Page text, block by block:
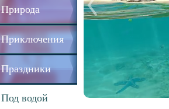
Природа
Приключения
Праздники
Под водой